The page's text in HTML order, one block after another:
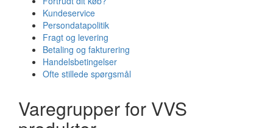
Kundeservice
Persondatapolitik
Fragt og levering
Betaling og fakturering
Handelsbetingelser
Ofte stillede spørgsmål
Varegrupper for VVS